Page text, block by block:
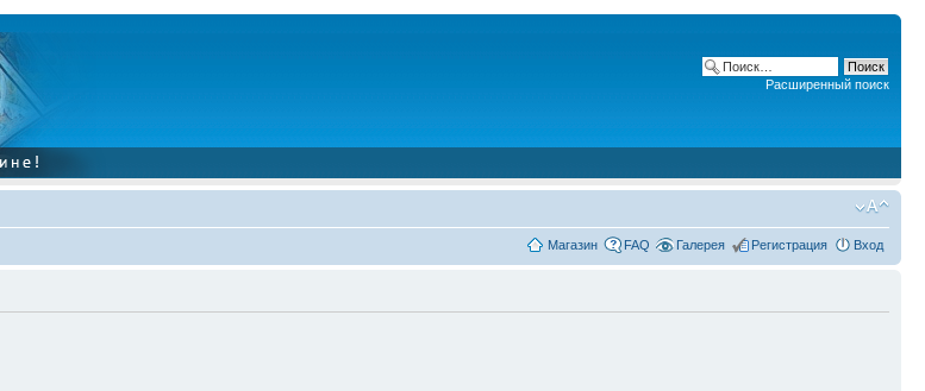
Расширенный поиск
Магазин FAQ Галерея Регистрация Вход